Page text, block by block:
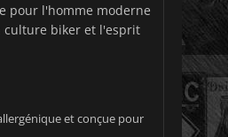
pour l'homme moderne
culture biker et l'esprit
et conçue pour